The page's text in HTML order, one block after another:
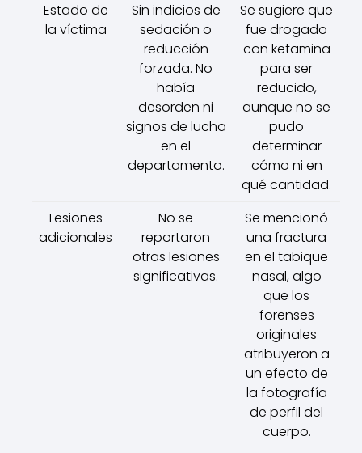
Estado de
la víctima
Sin indicios de
sedación o
reducción
forzada. No
había
desorden ni
signos de lucha
en el
departamento.
Se sugiere que
fue drogado
con ketamina
para ser
reducido,
aunque no se
pudo
determinar
cómo ni en
qué cantidad.
Lesiones
adicionales
No se
reportaron
otras lesiones
significativas.
Se mencionó
una fractura
en el tabique
nasal, algo
que los
forenses
originales
atribuyeron a
un efecto de
la fotografía
de perfil del
cuerpo.